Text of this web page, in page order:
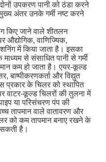
उपकरण पानी को ठंडा करने
अंतर उनके गर्मी नष्ट करने
किए जाने वाले शीतलन
औद्योगिक, वाणिज्यिक,
में किया जाता है। इसका
से संसाधित पानी से गर्मी
कम हो जाता है। एयर-कूल्ड
और विद्युत
प्रकार के चिलर को स्थापित
वाटर-कूल्ड चिलरों की तुलना में
या परिसंचरण पंप की
तापमान वाले वातावरण और
को कम तापमान बनाए रखने के
है।